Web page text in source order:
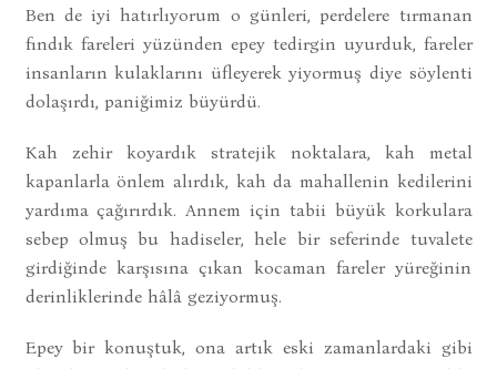
Ben de iyi hatırlıyorum o günleri, perdelere tırmanan
fındık fareleri yüzünden epey tedirgin uyurduk, fareler
insanların kulaklarını üfleyerek yiyormuş diye söylenti
dolaşırdı, paniğimiz büyürdü.
Kah zehir koyardık stratejik noktalara, kah metal
kapanlarla önlem alırdık, kah da mahallenin kedilerini
yardıma çağırırdık. Annem için tabii büyük korkulara
sebep olmuş bu hadiseler, hele bir seferinde tuvalete
girdiğinde karşısına çıkan kocaman fareler yüreğinin
derinliklerinde hâlâ geziyormuş.
Epey bir konuştuk, ona artık eski zamanlardaki gibi